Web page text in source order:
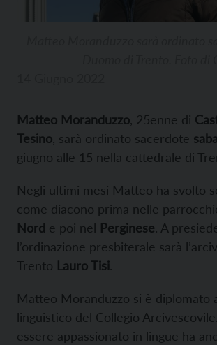
Matteo Moranduzzo , 25enne di
Tesino , sarà ordinato sacerdote
giugno alle 15 nella cattedrale di
Negli ultimi mesi Matteo ha svolto
come diacono prima nelle
Nord e poi nel Perginese. A
l’ordinazione presbiterale sarà
Trento Lauro Tisi.
Matteo Moranduzzo si è diplomato
linguistico del Collegio
essere appassionato in lingue ha